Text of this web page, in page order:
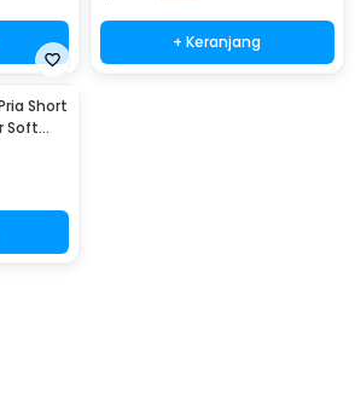
+ Keranjang
Short
Soft